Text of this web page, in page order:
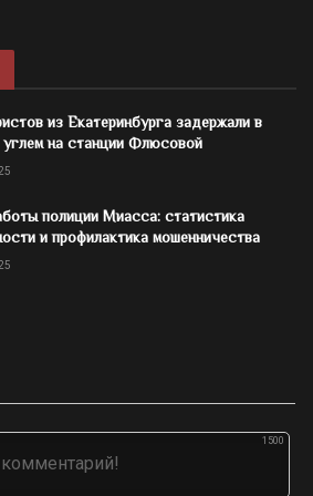
из Екатеринбурга задержали в
углем на станции Флюсовой
полиции Миасса: статистика
и профилактика мошенничества
1500